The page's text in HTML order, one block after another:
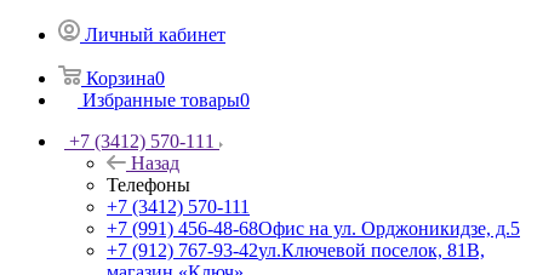
Личный кабинет
Корзина0
Избранные товары0
+7 (3412) 570-111
Назад
Телефоны
+7 (3412) 570-111
+7 (991) 456-48-68Офис на ул. Орджоникидзе, д.5
+7 (912) 767-93-42ул.Ключевой поселок, 81В,